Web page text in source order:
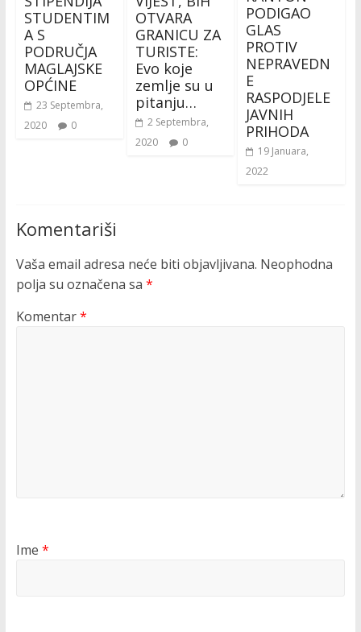
STUDENTIM
A S
PODRUČJA
MAGLAJSKE
OPĆINE
23 Septembra,
2020
0
OTVARA
GRANICU ZA
TURISTE:
Evo koje
zemlje su u
pitanju…
2 Septembra,
2020
0
PODIGAO
GLAS
PROTIV
NEPRAVEDN
E
RASPODJELE
JAVNIH
PRIHODA
19 Januara,
2022
Komentariši
Vaša email adresa neće biti objavljivana. Neophodna
polja su označena sa *
Komentar*
Ime *